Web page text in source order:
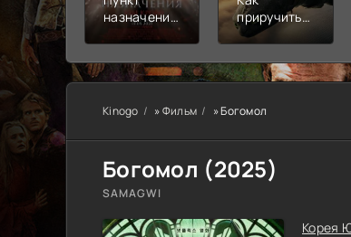
назначения:
приручить
дракона
Kinogo »Фильм » Богомол
Богомол (2025)
SAMAGWI
Корея